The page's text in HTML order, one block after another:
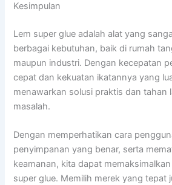
Kesimpulan
Lem super glue adalah alat yang
berbagai kebutuhan, baik di rumah
maupun industri. Dengan kecepatan
cepat dan kekuatan ikatannya yang
menawarkan solusi praktis dan tahan
masalah.
Dengan memperhatikan cara
penyimpanan yang benar, serta
keamanan, kita dapat
super glue. Memilih merek yang tepat